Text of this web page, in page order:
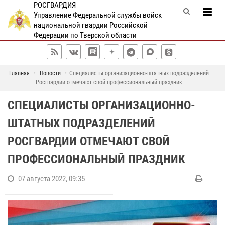
РОСГВАРДИЯ
Управление Федеральной службы войск
национальной гвардии Российской
Федерации по Тверской области
Главная Новости
Специалисты организационно-штатных подразделений
Росгвардии отмечают свой профессиональный праздник
СПЕЦИАЛИСТЫ ОРГАНИЗАЦИОННО-
ШТАТНЫХ ПОДРАЗДЕЛЕНИЙ
РОСГВАРДИИ ОТМЕЧАЮТ СВОЙ
ПРОФЕССИОНАЛЬНЫЙ ПРАЗДНИК
07 августа 2022, 09:35